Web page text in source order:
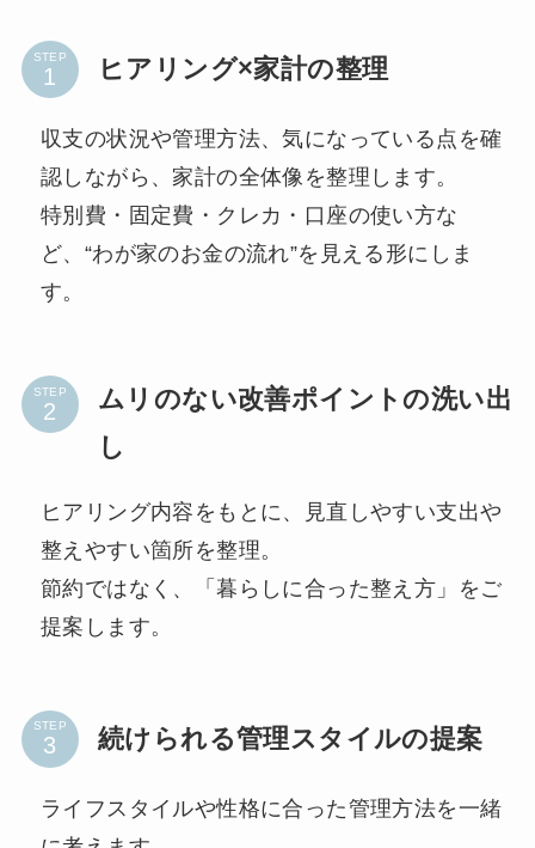
STEP ヒアリング×家計の整理
収支の状況や管理方法、気になっている点を確
認しながら、家計の全体像を整理します。
特別費・固定費・クレカ・口座の使い方な
ど、“わが家のお金の流れ”を見える形にしま
す。
STEP
ムリのない改善ポイントの洗い出
し
ヒアリング内容をもとに、見直しやすい支出や
整えやすい箇所を整理。
節約ではなく、「暮らしに合った整え方」をご
提案します。
STEP 続けられる管理スタイルの提案
ライフスタイルや性格に合った管理方法を一緒